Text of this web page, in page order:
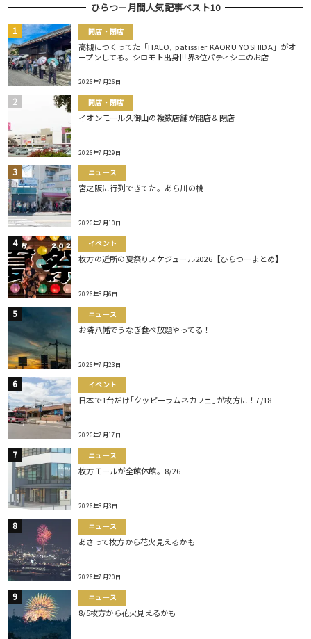
ひらつー月間人気記事ベスト10
開店・閉店
高槻につくってた「HALO, patissier KAORU YOSHIDA」がオ
ープンしてる。シロモト出身世界3位パティシエのお店
2026年7月26日
開店・閉店
イオンモール久御山の複数店舗が開店＆閉店
2026年7月29日
ニュース
宮之阪に行列できてた。あら川の桃
2026年7月10日
イベント
枚方の近所の夏祭りスケジュール2026【ひらつーまとめ】
2026年8月6日
ニュース
お隣八幡でうなぎ食べ放題やってる！
2026年7月23日
イベント
日本で1台だけ｢クッピーラムネカフェ｣が枚方に！7/18
2026年7月17日
ニュース
枚方モールが全館休館。8/26
2026年8月3日
ニュース
あさって枚方から花火見えるかも
2026年7月20日
ニュース
8/5枚方から花火見えるかも